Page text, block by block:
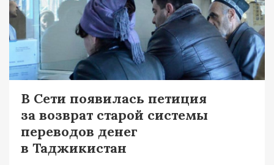
В Сети появилась петиция
за возврат старой системы
переводов денег
в Таджикистан